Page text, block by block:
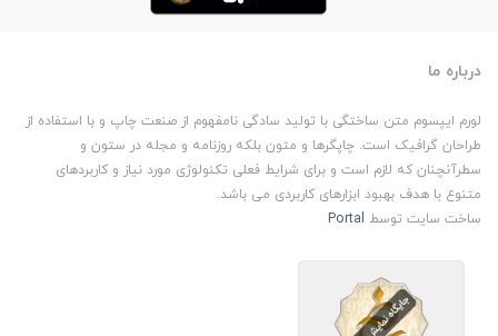
درباره ما
لورم ایپسوم متن ساختگی با تولید سادگی نامفهوم از صنعت چاپ و با استفاده از
طراحان گرافیک است. چاپگرها و متون بلکه روزنامه و مجله در ستون و
سطرآنچنان که لازم است و برای شرایط فعلی تکنولوژی مورد نیاز و کاربردهای
متنوع با هدف بهبود ابزارهای کاربردی می باشد.
ساخت سایت توسط Portal